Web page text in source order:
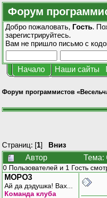
Форум
Добро пожаловать, Гость.
зарегистрируйтесь.
Вам не пришло письмо с
Начало Наши сайты
Форум программистов
Страниц: [1] Вниз
Автор
Тема:
0 Пользователей и 1 Гость
MOPO3
Ай да дэдушка! Вах...
Команда клуба